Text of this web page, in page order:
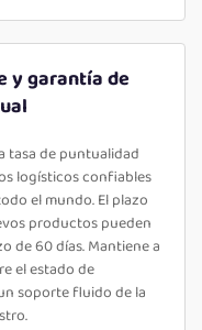
y garantía de
tasa de puntualidad
logísticos confiables
el mundo. El plazo
productos pueden
de 60 días. Mantiene a
el estado de
soporte fluido de la